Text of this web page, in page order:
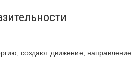
создают движение, направление.